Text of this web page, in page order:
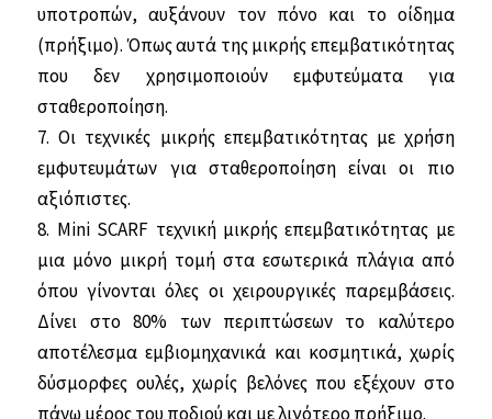
υποτροπών, αυξάνουν τον πόνο και το οίδημα
(πρήξιμο). Όπως αυτά της μικρής επεμβατικότητας
που δεν χρησιμοποιούν εμφυτεύματα για
σταθεροποίηση.
7. Οι τεχνικές μικρής επεμβατικότητας με χρήση
εμφυτευμάτων για σταθεροποίηση είναι οι πιο
αξιόπιστες.
8. Mini SCARF τεχνική μικρής επεμβατι­κότητας με
μια μόνο μικρή τομή στα εσω­τερικά πλάγια από
όπου γίνονται όλες οι χειρουργικές παρεμβάσεις.
Δίνει στο 80% των περιπτώσεων το καλύτερο
αποτέλε­σμα εμβιομηχανικά και κοσμητικά, χωρίς
δύσμορφες ουλές, χωρίς βελόνες που εξέ­χουν στο
πάνω μέρος του ποδιού και με λιγότερο πρήξιμο.